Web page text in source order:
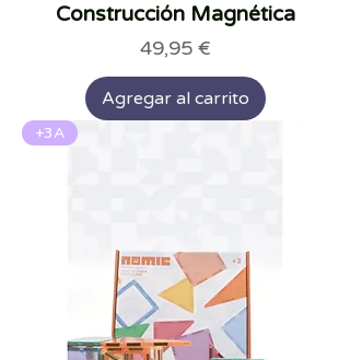
Construcción Magnética
Precio
49,95 €
Agregar al carrito
+3A